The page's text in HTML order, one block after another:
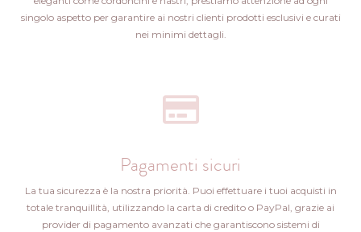
singolo aspetto per garantire ai nostri clienti prodotti esclusivi e curati
nei minimi dettagli.
Pagamenti sicuri
La tua sicurezza è la nostra priorità. Puoi effettuare i tuoi acquisti in
totale tranquillità, utilizzando la carta di credito o PayPal, grazie ai
provider di pagamento avanzati che garantiscono sistemi di